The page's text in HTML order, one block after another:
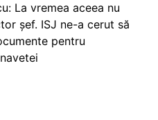
La vremea aceea nu
șef. ISJ ne-a cerut să
pentru